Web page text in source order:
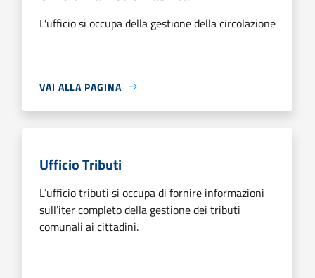
L'ufficio si occupa della gestione della circolazione
VAI ALLA PAGINA
Ufficio Tributi
L’ufficio tributi si occupa di fornire informazioni
sull’iter completo della gestione dei tributi
comunali ai cittadini.